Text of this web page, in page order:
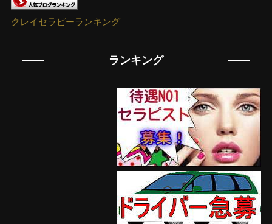
クレイセラピーランキング
ランキング